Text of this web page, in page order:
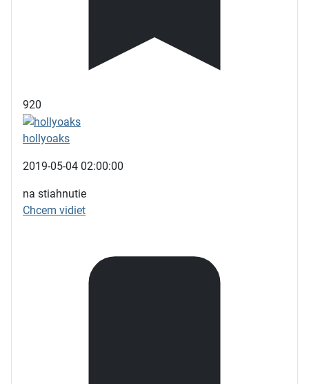
920
hollyoaks
2019-05-04 02:00:00
na stiahnutie
Chcem vidiet